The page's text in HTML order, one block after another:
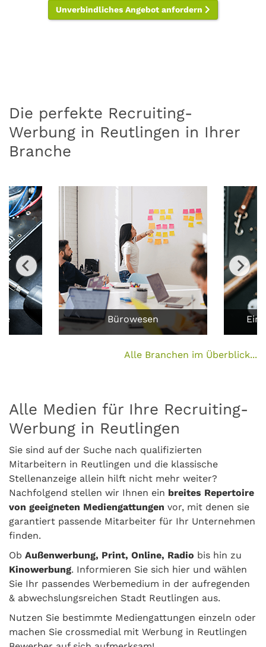
Unverbindliches Angebot anfordern
Die perfekte Recruiting-
Werbung in Reutlingen in Ihrer
Branche
Bürowesen
Alle Branchen im Überblick...
Alle Medien für Ihre Recruiting-
Werbung in Reutlingen
Sie sind auf der Suche nach qualifizierten
Mitarbeitern in Reutlingen und die klassische
Stellenanzeige allein hilft nicht mehr weiter?
Nachfolgend stellen wir Ihnen ein breites Repertoire
von geeigneten Mediengattungen vor, mit denen sie
garantiert passende Mitarbeiter für Ihr Unternehmen
finden.
Ob Außenwerbung, Print, Online, Radio bis hin zu
Kinowerbung. Informieren Sie sich hier und wählen
Sie Ihr passendes Werbemedium in der aufregenden
& abwechslungsreichen Stadt Reutlingen aus.
Nutzen Sie bestimmte Mediengattungen einzeln oder
machen Sie crossmedial mit Werbung in Reutlingen